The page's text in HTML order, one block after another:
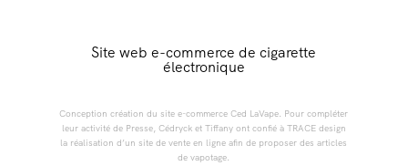
Site web e-commerce de cigarette
électronique
Conception création du site e-commerce Ced LaVape. Pour compléter
leur activité de Presse, Cédryck et Tiffany ont confié à TRACE design
la réalisation d’un site de vente en ligne afin de proposer des articles
de vapotage.